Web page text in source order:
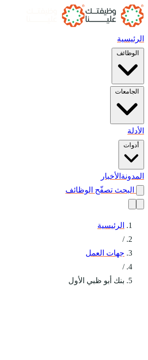
الرئيسية
الوظائف
الجامعات
الأدلة
أدوات
المدونة الأخبار
البحث تصفّح الوظائف
الرئيسية
/
جهات العمل
/
بنك أبو ظبي الأول